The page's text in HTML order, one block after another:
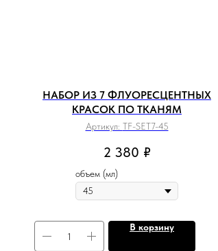
НАБОР ИЗ 7 ФЛУОРЕСЦЕНТНЫХ
КРАСОК ПО ТКАНЯМ
Артикул: TF-SET7-45
2 380 ₽
объем (мл)
В корзину